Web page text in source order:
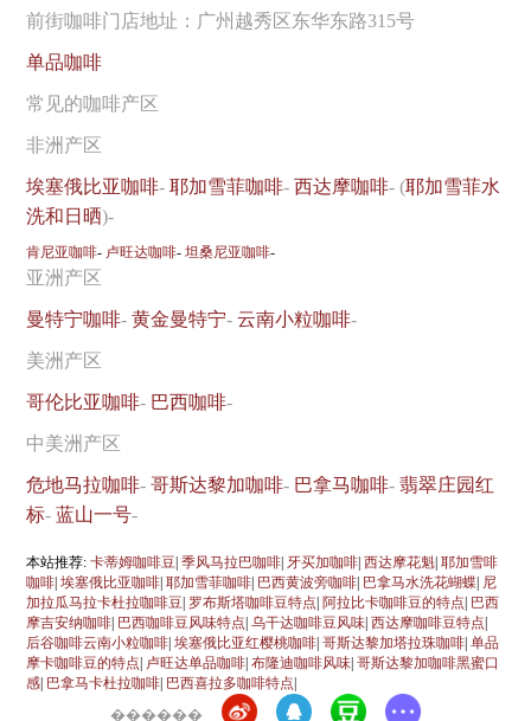
前街咖啡门店地址：广州越秀区东华东路315号
单品咖啡
常见的咖啡产区
非洲产区
埃塞俄比亚咖啡-耶加雪菲咖啡-西达摩咖啡- (耶加雪菲水
洗和日晒)-
肯尼亚咖啡- 卢旺达咖啡-坦桑尼亚咖啡-
亚洲产区
曼特宁咖啡-黄金曼特宁-云南小粒咖啡-
美洲产区
哥伦比亚咖啡- 巴西咖啡-
中美洲产区
危地马拉咖啡-哥斯达黎加咖啡- 巴拿马咖啡-翡翠庄园红
标-蓝山一号-
本站推荐:卡蒂姆咖啡豆|季风马拉巴咖啡| 牙买加咖啡|西达摩花魁|耶加雪啡
咖啡|埃塞俄比亚咖啡|耶加雪菲咖啡| 巴西黄波旁咖啡| 巴拿马水洗花蝴蝶| 尼
加拉瓜马拉卡杜拉咖啡豆| 罗布斯塔咖啡豆特点|阿拉比卡咖啡豆的特点| 巴西
摩吉安纳咖啡| 巴西咖啡豆风味特点|乌干达咖啡豆风味|西达摩咖啡豆特点|
后谷咖啡云南小粒咖啡|埃塞俄比亚红樱桃咖啡|哥斯达黎加塔拉珠咖啡|单品
摩卡咖啡豆的特点| 卢旺达单品咖啡|布隆迪咖啡风味|哥斯达黎加咖啡黑蜜口
感| 巴拿马卡杜拉咖啡| 巴西喜拉多咖啡特点|
������